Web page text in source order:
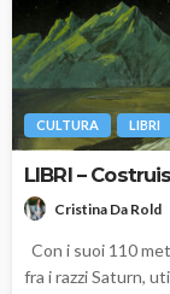
CULTURA LIBRI
LIBRI –
Cristina Da Rold
Con i suoi 110
fra i razzi Saturn,